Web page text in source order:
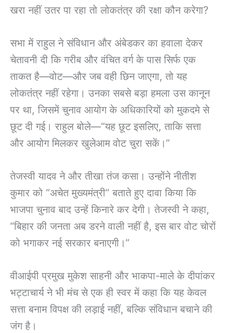
खरा नहीं उतर पा रहा तो लोकतंत्र की रक्षा कौन करेगा?
सभा में राहुल ने संविधान और अंबेडकर का हवाला देकर
चेतावनी दी कि गरीब और वंचित वर्ग के पास सिर्फ एक
ताकत है—वोट—और जब वही छिन जाएगा, तो यह
लोकतंत्र नहीं रहेगा। उनका सबसे बड़ा हमला उस कानून
पर था, जिसमें चुनाव आयोग के अधिकारियों को मुकदमे से
छूट दी गई। राहुल बोले—“यह छूट इसलिए, ताकि सत्ता
और आयोग मिलकर खुलेआम वोट चुरा सकें।”
तेजस्वी यादव ने और तीखा तंज कसा। उन्होंने नीतीश
कुमार को “अचेत मुख्यमंत्री” बताते हुए दावा किया कि
भाजपा चुनाव बाद उन्हें किनारे कर देगी। तेजस्वी ने कहा,
“बिहार की जनता अब डरने वाली नहीं है, इस बार वोट चोरों
को भगाकर नई सरकार बनाएगी।”
वीआईपी प्रमुख मुकेश साहनी और भाकपा-माले के दीपांकर
भट्टाचार्य ने भी मंच से एक ही स्वर में कहा कि यह केवल
सत्ता बनाम विपक्ष की लड़ाई नहीं, बल्कि संविधान बचाने की
जंग है।